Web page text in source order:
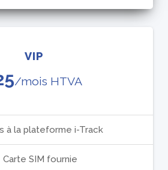
VIP
/mois HTVA
à la plateforme i-Track
Carte SIM fournie